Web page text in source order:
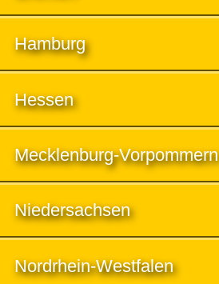
Hamburg
Hessen
Mecklenburg-Vorpommern
Niedersachsen
Nordrhein-Westfalen